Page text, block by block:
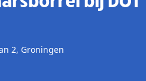
2, Groningen